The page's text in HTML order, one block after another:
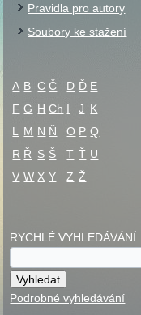
Pravidla pro autory
Soubory ke stažení
A B C Č D Ď E
F G H Ch I J K
L
M N Ň O P Q
R Ř S Š T Ť U
V W X Y Z Ž
RYCHLÉ VYHLEDÁVÁNÍ
Podrobné vyhledávání